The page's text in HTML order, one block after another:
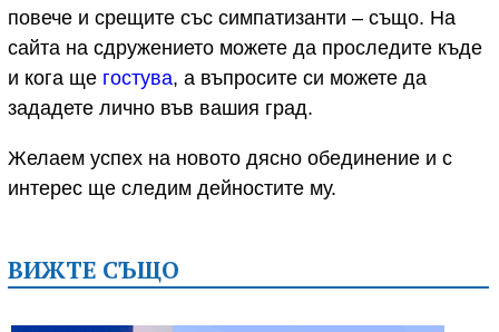
повече и срещите със симпатизанти – също. На
сайта на сдружението можете да проследите къде
и кога ще гостува, а въпросите си можете да
зададете лично във вашия град.
Желаем успех на новото дясно обединение и с
интерес ще следим дейностите му.
ВИЖТЕ СЪЩО